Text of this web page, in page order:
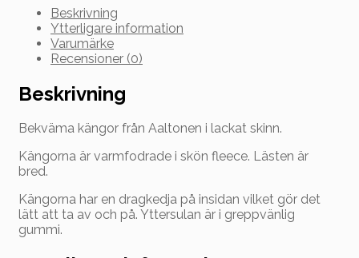
Beskrivning
Ytterligare information
Varumärke
Recensioner (0)
Beskrivning
Bekväma kängor från Aaltonen i lackat skinn.
Kängorna är varmfodrade i skön fleece. Lästen är
bred.
Kängorna har en dragkedja på insidan vilket gör det
lätt att ta av och på. Yttersulan är i greppvänlig
gummi.